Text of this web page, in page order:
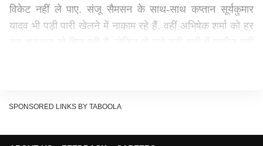
विकेट नहीं ले पाए. संजू सैमसन के साथ-साथ कप्तान सूर्यकुमार
यादव भी पड़ी पारी खेलने में नाकाम रहे हैं. वहीं अभिषेक शर्मा को हर
इंग्लैंड के खिलाफ 3 वनडे मैचों की सीरीज और चैंपियंस ट्रॉफी भी
SPONSORED LINKS BY TABOOLA